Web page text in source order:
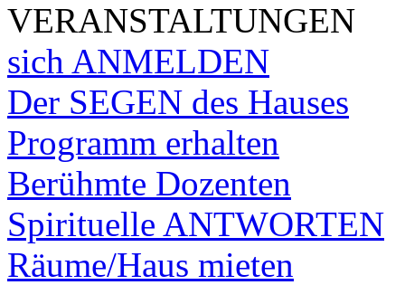
VERANSTALTUNGEN
sich ANMELDEN
Der SEGEN des Hauses
Programm erhalten
Berühmte Dozenten
Spirituelle ANTWORTEN
Räume/Haus mieten